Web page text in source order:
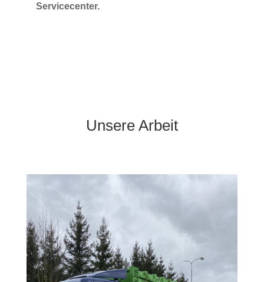
Servicecenter.
Unsere Arbeit